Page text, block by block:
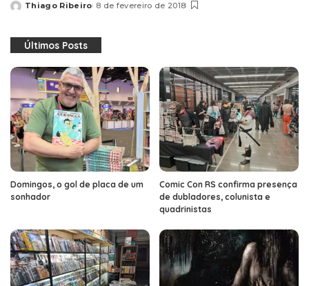
Posted
Thiago Ribeiro 8 de fevereiro de 2018
Últimos Posts
Domingos, o gol de placa de um
sonhador
Comic Con RS confirma presença
de dubladores, colunista e
quadrinistas